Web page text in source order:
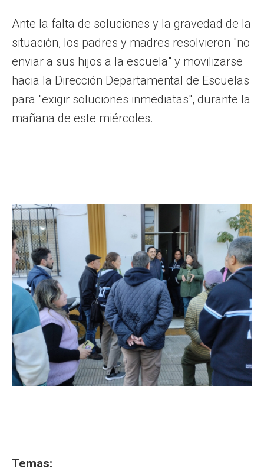
Ante la falta de soluciones y la gravedad de la
situación, los padres y madres resolvieron "no
enviar a sus hijos a la escuela" y movilizarse
hacia la Dirección Departamental de Escuelas
para "exigir soluciones inmediatas", durante la
mañana de este miércoles.
Temas: